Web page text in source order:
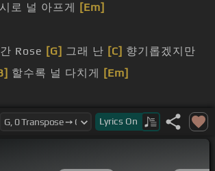
로 널 아프게
[Em]
Rose [G] 그래 난 [C] 향기롭겠지만
할수록 널 다치게
[Em]
으로 날 쳐다보지[C]말아줘요
얘기하지 마
Lyrics On